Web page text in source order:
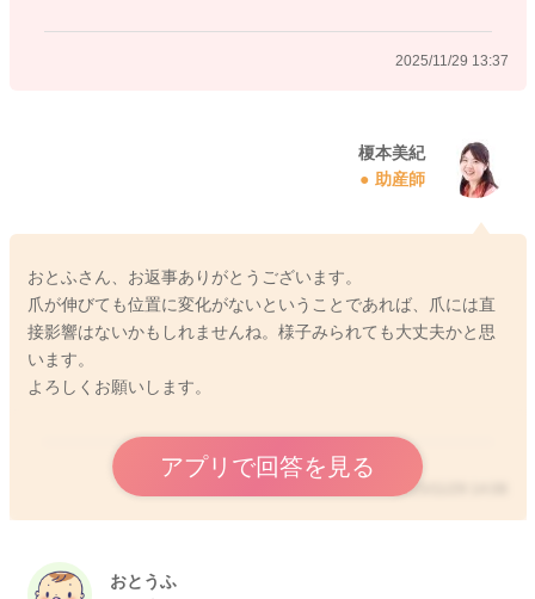
2025/11/29 13:37
榎本美紀
助産師
おとふさん、お返事ありがとうございます。
爪が伸びても位置に変化がないということであれば、爪には直
接影響はないかもしれませんね。様子みられても大丈夫かと思
います。
よろしくお願いします。
アプリで回答を見る
2025/11/29 14:08
おとうふ